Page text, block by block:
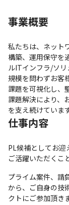
事業概要
私たちは、ネット
構築、運用保守を
ルITインフラ/ソリ
規模を問わずお客
課題を可視化し、
課題解決により、
を支え続けています
仕事内容
PL候補としてお
ご活躍いただくこ
プライム案件、請
から、ご自身の技
クトにご参加頂き